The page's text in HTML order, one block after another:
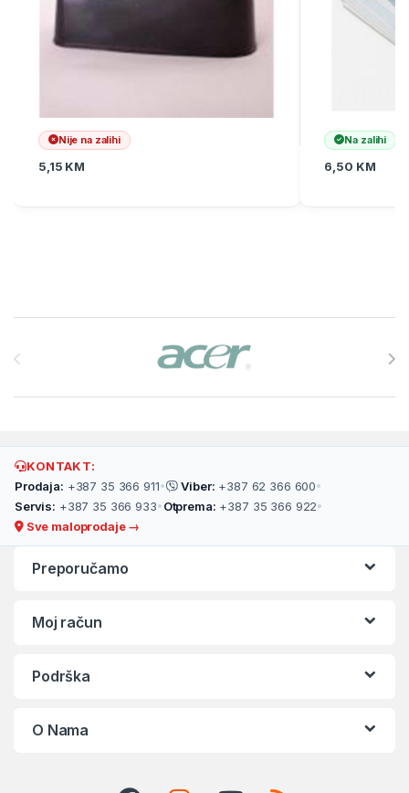
Nije na zalihi
5,15 KM
Na zalihi
6,50 KM
KONTAKT:
Prodaja: +387 35 366 911• Viber: +387 62 366 600•
Servis: +387 35 366 933• Otprema: +387 35 366 922•
Sve maloprodaje →
Preporučamo
Moj račun
Podrška
O Nama